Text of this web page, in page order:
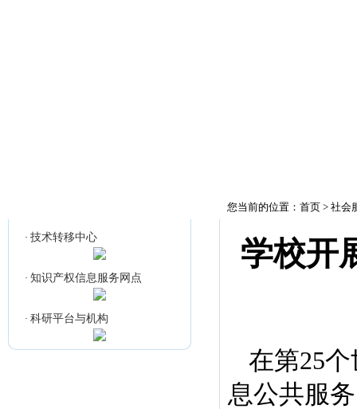
· 技术转移中心
· 知识产权信息服务网点
· 科研平台与机构
您当前的位置： 首页 > 社会
学校开
在第25
息公共服